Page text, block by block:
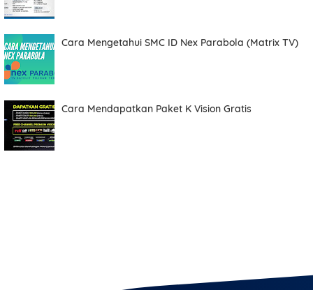
Cara Mengetahui SMC ID Nex Parabola (Matrix TV)
Cara Mendapatkan Paket K Vision Gratis